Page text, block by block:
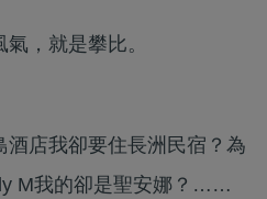
，就是攀比。
店我卻要住長洲民宿？為
M我的卻是聖安娜？……